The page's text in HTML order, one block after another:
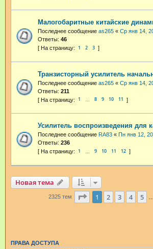
Малогобаритные китайские
Последнее сообщение as265 « Ср янв 14,
Ответы: 46
1 2 3
Транзисторный усилитель
Последнее сообщение as265 « Ср янв 14,
Ответы: 211
1 8 9 10 11
Усилитель воспроизведения для
Последнее сообщение RA83 « Пн янв 12,
Ответы: 236
1 9 10 11 12
Новая тема
2325 тем Страница из 47
1 2 3 4 5
ПРАВА ДОСТУПА